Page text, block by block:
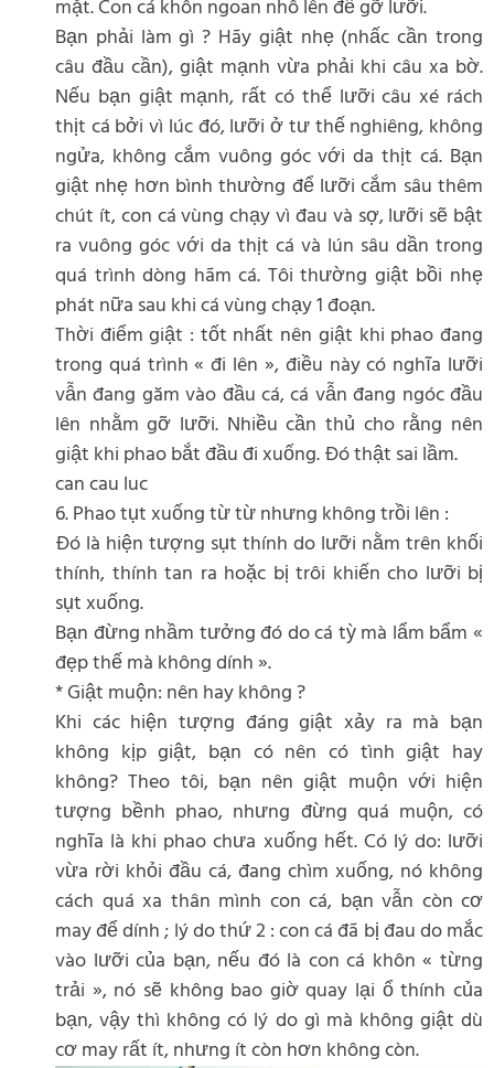
mặt. Con cá khôn ngoan nhô lên để gỡ lưỡi.
Bạn phải làm gì ? Hãy giật nhẹ (nhấc cần trong
câu đầu cần), giật mạnh vừa phải khi câu xa bờ.
Nếu bạn giật mạnh, rất có thể lưỡi câu xé rách
thịt cá bởi vì lúc đó, lưỡi ở tư thế nghiêng, không
ngửa, không cắm vuông góc với da thịt cá. Bạn
giật nhẹ hơn bình thường để lưỡi cắm sâu thêm
chút ít, con cá vùng chạy vì đau và sợ, lưỡi sẽ bật
ra vuông góc với da thịt cá và lún sâu dần trong
quá trình dòng hãm cá. Tôi thường giật bồi nhẹ
phát nữa sau khi cá vùng chạy 1 đoạn.
Thời điểm giật : tốt nhất nên giật khi phao đang
trong quá trình « đi lên », điều này có nghĩa lưỡi
vẫn đang găm vào đầu cá, cá vẫn đang ngóc đầu
lên nhằm gỡ lưỡi. Nhiều cần thủ cho rằng nên
giật khi phao bắt đầu đi xuống. Đó thật sai lầm.
can cau luc
6. Phao tụt xuống từ từ nhưng không trồi lên :
Đó là hiện tượng sụt thính do lưỡi nằm trên khối
thính, thính tan ra hoặc bị trôi khiến cho lưỡi bị
sụt xuống.
Bạn đừng nhầm tưởng đó do cá tỳ mà lẩm bẩm «
đẹp thế mà không dính ».
* Giật muộn: nên hay không ?
Khi các hiện tượng đáng giật xảy ra mà bạn
không kịp giật, bạn có nên có tình giật hay
không? Theo tôi, bạn nên giật muộn với hiện
tượng bềnh phao, nhưng đừng quá muộn, có
nghĩa là khi phao chưa xuống hết. Có lý do: lưỡi
vừa rời khỏi đầu cá, đang chìm xuống, nó không
cách quá xa thân mình con cá, bạn vẫn còn cơ
may để dính ; lý do thứ 2 : con cá đã bị đau do mắc
vào lưỡi của bạn, nếu đó là con cá khôn « từng
trải », nó sẽ không bao giờ quay lại ổ thính của
bạn, vậy thì không có lý do gì mà không giật dù
cơ may rất ít, nhưng ít còn hơn không còn.